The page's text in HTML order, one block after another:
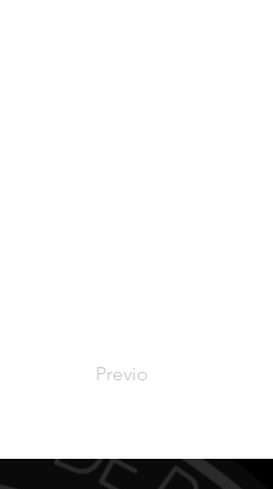
Previo